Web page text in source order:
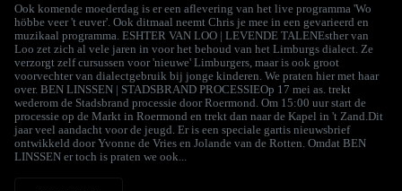
Ook komende moederdag is er een aflevering van het live programma 'Wo
höbbe veer 't euver'. Ook ditmaal neemt Chris je mee in een gevarieerd en
muzikaal programma. ESHTER VAN LOO | LEVENDE TALENEsther van
Loo zet zich al vele jaren in voor het behoud van het Limburgs dialect. Ze
verzorgt zelf cursussen voor 'nieuwe' Limburgers, maar is ook groot
voorvechter van dialectgebruik bij jonge kinderen. We praten hier met haar
over. BEN LINSSEN | STADSBRAND PROCESSIEOp 17 mei as. trekt
wederom de Stadsbrand processie door Roermond. Om 15:00 uur start de
processie op de Markt in Roermond en trekt dan naar de Kapel in 't Zand.Dit
jaar veel aandacht voor de jeugd. Er is een speciale gartis nieuwsbrief
ontwikkeld door Yvonne de Vries en Jolande van de Rotten. Omdat BEN
LINSSEN er toch is praten we ook...